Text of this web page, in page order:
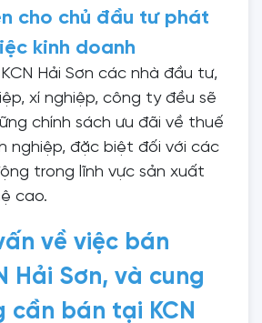
cho chủ đầu tư phát
kinh doanh
Hải Sơn các nhà đầu tư,
xí nghiệp, công ty đều sẽ
chính sách ưu đãi về thuế
nghiệp, đặc biệt đối với các
trong lĩnh vực sản xuất
cao.
về việc bán
Hải Sơn, và cung
cần bán tại KCN